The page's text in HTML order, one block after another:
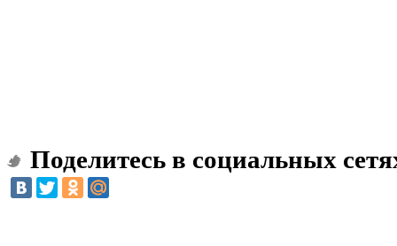
Поделитесь в социальных